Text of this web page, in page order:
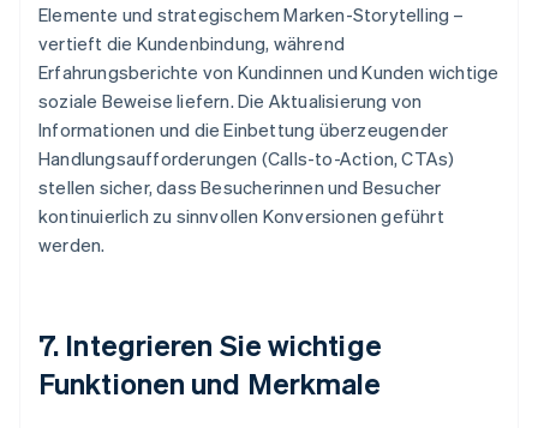
Elemente und strategischem Marken-Storytelling –
vertieft die Kundenbindung, während
Erfahrungsberichte von Kundinnen und Kunden wichtige
soziale Beweise liefern. Die Aktualisierung von
Informationen und die Einbettung überzeugender
Handlungsaufforderungen (Calls-to-Action, CTAs)
stellen sicher, dass Besucherinnen und Besucher
kontinuierlich zu sinnvollen Konversionen geführt
werden.
7. Integrieren Sie wichtige
Funktionen und Merkmale